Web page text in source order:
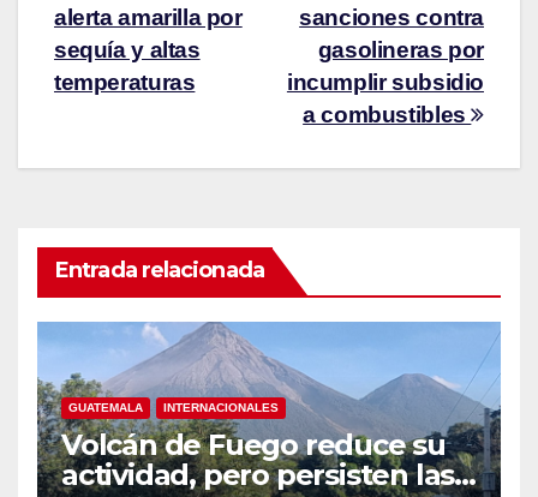
sanciones contra
gasolineras por
incumplir subsidio
a combustibles
alerta amarilla por
sequía y altas
temperaturas
Entrada relacionada
GUATEMALA INTERNACIONALES
Volcán de Fuego reduce su
actividad, pero persisten las